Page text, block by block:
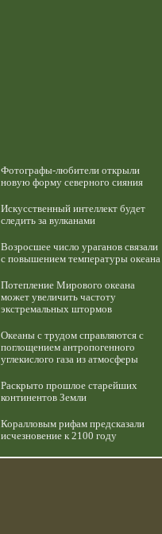
Фотографы-любители открыли
новую форму северного сияния
Искусственный интеллект будет
следить за вулканами
Возросшее число ураганов связали
с повышением температуры океана
Потепление Мирового океана
может увеличить частоту
экстремальных штормов
Океаны с трудом справляются с
поглощением антропогенного
углекислого газа из атмосферы
Раскрыто прошлое старейших
континентов Земли
Коралловым рифам предсказали
исчезновение к 2100 году